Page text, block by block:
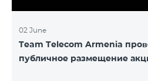
Եսայանը նշեց, որ
02 June
Team Telecom Armenia
публичное размещение